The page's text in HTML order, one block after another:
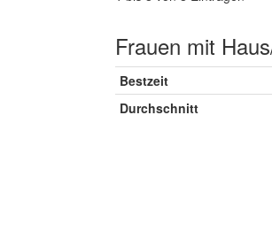
Frauen mit
Bestzeit
Durchschnitt